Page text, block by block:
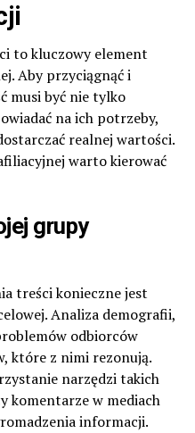
to kluczowy element
Aby przyciągnąć i
musi być nie tylko
na ich potrzeby,
realnej wartości.
warto kierować
grupy
treści konieczne jest
Analiza demografii,
odbiorców
które z nimi rezonują.
narzędzi takich
komentarze w mediach
informacji.